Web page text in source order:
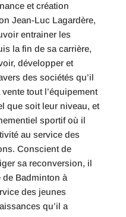
et création
Jean-Luc Lagardère,
entrainer les
la fin de sa carrière,
développer et
des sociétés qu’il
tout l’équipement
que soit leur niveau, et
sportif où il
au service des
Conscient de
sa reconversion, il
de Badminton à
des jeunes
qu’il a